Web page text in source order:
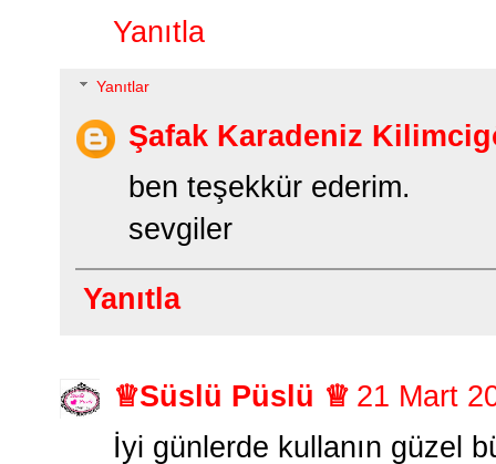
Yanıtla
Yanıtlar
Şafak Karadeniz
ben teşekkür ederim.
sevgiler
Yanıtla
♕Süslü Püslü ♕ 21 Mart
İyi günlerde kullanın güzel